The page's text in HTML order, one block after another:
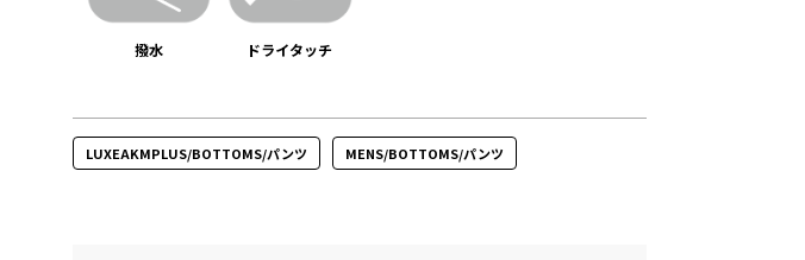
撥水 ドライタッチ
LUXEAKMPLUS/BOTTOMS/パンツ MENS/BOTTOMS/パンツ